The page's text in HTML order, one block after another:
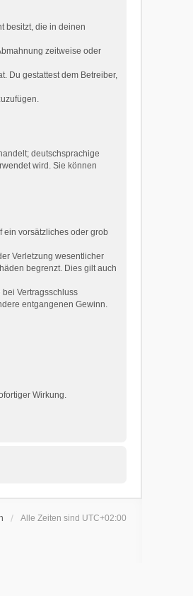
besitzt, die in deinen
zeitweise oder
Du gestattest dem Betreiber,
deutschsprachige
wird. Sie können
ein vorsätzliches oder grob
Verletzung wesentlicher
begrenzt. Dies gilt auch
Vertragsschluss
entgangenen Gewinn.
Wirkung.
Alle Zeiten sind UTC+02:00